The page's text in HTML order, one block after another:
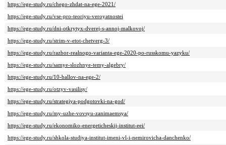
https://ege-study.ru/chego-zhdat-na-ege-2021/
https://ege-study.ru/vse-pro-teoriyu-veroyatnostei
https://ege-study.ru/dni-otkrytyx-dverej-s-annoj-malkovoj/
https://ege-study.ru/strim-v-etot-chetverg-3/
https://ege-study.ru/razbor-realnogo-varianta-ege-2020-po-russkomu-yazyku/
https://ege-study.ru/samye-slozhnye-temy-algebry/
https://ege-study.ru/10-ballov-na-ege-2/
https://ege-study.ru/otzyv-vasilisy/
https://ege-study.ru/strategiya-podgotovki-na-god/
https://ege-study.ru/my-uzhe-vovsyu-zanimaemsya/
https://ege-study.ru/ekonomiko-energeticheskij-institut-eei/
https://ege-study.ru/shkola-studiya-institut-imeni-vl-i-nemirovicha-danchenko/